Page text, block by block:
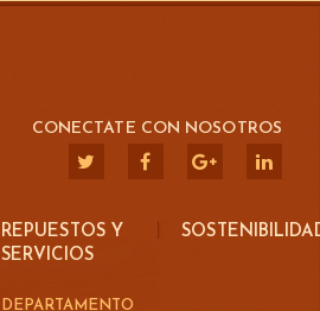
CONECTATE CON NOSOTROS
REPUESTOS Y
SERVICIOS
DEPARTAMENTO